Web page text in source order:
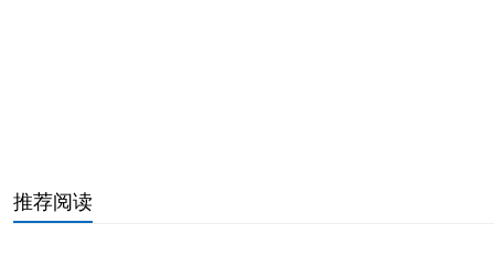
亲家第一次吃饭开场白（亲家初次见面说话教程）
推荐阅读